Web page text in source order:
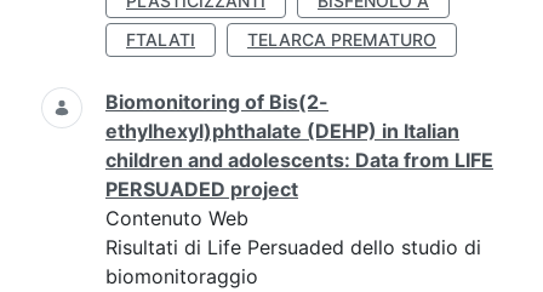
FTALATI
TELARCA PREMATURO
Biomonitoring of Bis(2-
ethylhexyl)phthalate (DEHP) in Italian
children and adolescents: Data from LIFE
PERSUADED project
Contenuto Web
Risultati di Life Persuaded dello studio di
biomonitoraggio